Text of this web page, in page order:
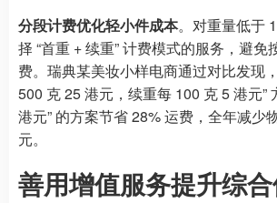
分段计费优化轻小件成本。对重量低于
择 “首重 + 续重” 计费模式的服务，避免
费。瑞典某美妆小样电商通过对比发现
500 克 25 港元，续重每 100 克 5 港元”
港元” 的方案节省 28% 运费，全年减少
元。
善用增值服务提升综